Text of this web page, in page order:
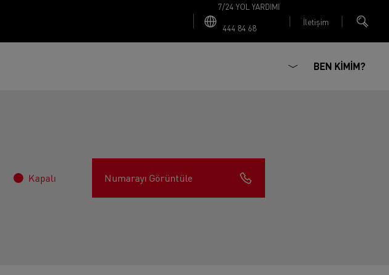
7/24 YOL YARDIMI
444 84 68
İletişim
BEN KİMİM?
Kapalı Numarayı Görüntüle